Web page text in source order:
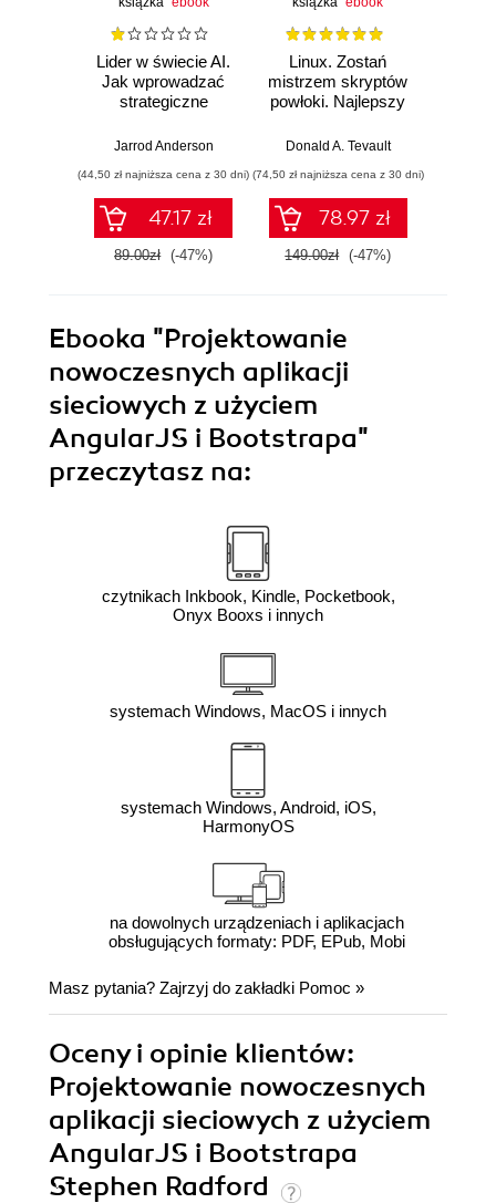
Lider w świecie AI.
Jak wprowadzać
strategiczne
biznes i
zespołowi w erze
sztucznej
inteligencji
Jarrod Anderson
(44,50 zł najniższa cena z 30 dni)
47.17 zł
89.00zł (-47%)
Linux. Zostań
mistrzem skryptów
powłoki. Najlepszy
którym
zautomatyzujesz i
usprawnisz każde
zadanie
Donald A. Tevault
(74,50 zł najniższa cena z 30 dni)
78.97 zł
149.00zł (-47%)
Ebooka "Projektowanie
nowoczesnych aplikacji
sieciowych z użyciem
AngularJS i Bootstrapa"
przeczytasz na:
czytnikach Inkbook, Kindle, Pocketbook,
Onyx Booxs i innych
systemach Windows, MacOS i innych
systemach Windows, Android, iOS,
HarmonyOS
na dowolnych urządzeniach i aplikacjach
obsługujących formaty: PDF, EPub, Mobi
Masz pytania? Zajrzyj do zakładki Pomoc »
Oceny i opinie klientów:
Projektowanie nowoczesnych
aplikacji sieciowych z użyciem
AngularJS i Bootstrapa
Stephen Radford